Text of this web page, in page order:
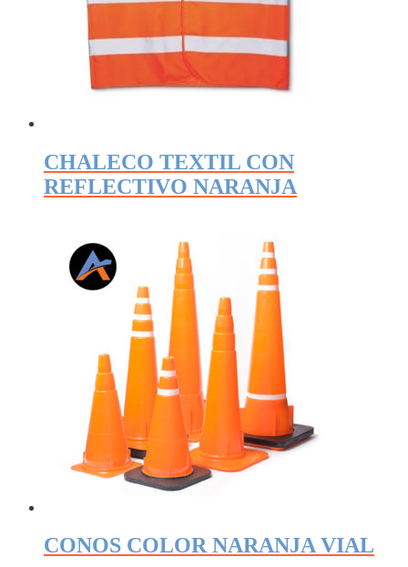
CHALECO TEXTIL CON
REFLECTIVO NARANJA
CONOS COLOR NARANJA VIAL